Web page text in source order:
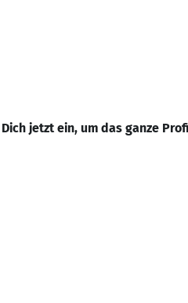
Dich jetzt ein, um das ganze